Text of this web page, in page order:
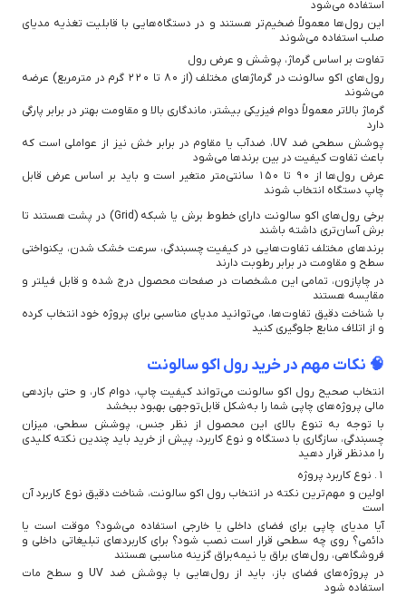
استفاده می‌شود
این رول‌ها معمولاً ضخیم‌تر هستند و در دستگاه‌هایی با قابلیت تغذیه مدیای
صلب استفاده می‌شوند
تفاوت بر اساس گرماژ، پوشش و عرض رول
رول‌های اکو سالونت در گرماژهای مختلف (از ۸۰ تا ۲۲۰ گرم در مترمربع) عرضه
می‌شوند
گرماژ بالاتر معمولاً دوام فیزیکی بیشتر، ماندگاری بالا و مقاومت بهتر در برابر پارگی
دارد
پوشش سطحی ضد UV، ضدآب یا مقاوم در برابر خش نیز از عواملی است که
باعث تفاوت کیفیت در بین برندها می‌شود
عرض رول‌ها از ۹۰ تا ۱۵۰ سانتی‌متر متغیر است و باید بر اساس عرض قابل
چاپ دستگاه انتخاب شوند
برخی رول‌های اکو سالونت دارای خطوط برش یا شبکه (Grid) در پشت هستند تا
برش آسان‌تری داشته باشند
برندهای مختلف تفاوت‌هایی در کیفیت چسبندگی، سرعت خشک شدن، یکنواختی
سطح و مقاومت در برابر رطوبت دارند
در چاپازون، تمامی این مشخصات در صفحات محصول درج شده و قابل فیلتر و
مقایسه هستند
با شناخت دقیق تفاوت‌ها، می‌توانید مدیای مناسبی برای پروژه خود انتخاب کرده
و از اتلاف منابع جلوگیری کنید
🧠 نکات مهم در خرید رول اکو سالونت
انتخاب صحیح رول اکو سالونت می‌تواند کیفیت چاپ، دوام کار، و حتی بازدهی
مالی پروژه‌های چاپی شما را به‌شکل قابل‌توجهی بهبود ببخشد
با توجه به تنوع بالای این محصول از نظر جنس، پوشش سطحی، میزان
چسبندگی، سازگاری با دستگاه و نوع کاربرد، پیش از خرید باید چندین نکته کلیدی
را مدنظر قرار دهید
۱. نوع کاربرد پروژه
اولین و مهم‌ترین نکته در انتخاب رول اکو سالونت، شناخت دقیق نوع کاربرد آن
است
آیا مدیای چاپی برای فضای داخلی یا خارجی استفاده می‌شود؟ موقت است یا
دائمی؟ روی چه سطحی قرار است نصب شود؟ برای کاربردهای تبلیغاتی داخلی و
فروشگاهی، رول‌های براق یا نیمه‌براق گزینه مناسبی هستند
در پروژه‌های فضای باز، باید از رول‌هایی با پوشش ضد UV و سطح مات
استفاده شود